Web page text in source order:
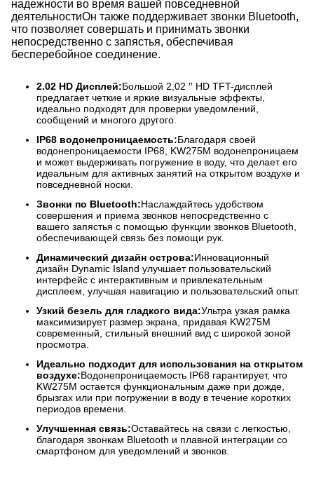
надежности во время вашей повседневной
деятельностиОн также поддерживает звонки Bluetooth,
что позволяет совершать и принимать звонки
непосредственно с запястья, обеспечивая
бесперебойное соединение.
2.02 HD Дисплей:Большой 2,02 ′′ HD TFT-дисплей
предлагает четкие и яркие визуальные эффекты,
идеально подходят для проверки уведомлений,
сообщений и многого другого.
IP68 водонепроницаемость:Благодаря своей
водонепроницаемости IP68, KW275M водонепроницаем
и может выдерживать погружение в воду, что делает его
идеальным для активных занятий на открытом воздухе и
повседневной носки.
Звонки по Bluetooth:Наслаждайтесь удобством
совершения и приема звонков непосредственно с
вашего запястья с помощью функции звонков Bluetooth,
обеспечивающей связь без помощи рук.
Динамический дизайн острова:Инновационный
дизайн Dynamic Island улучшает пользовательский
интерфейс с интерактивным и привлекательным
дисплеем, улучшая навигацию и пользовательский опыт.
Узкий безель для гладкого вида:Ультра узкая рамка
максимизирует размер экрана, придавая KW275M
современный, стильный внешний вид с широкой зоной
просмотра.
Идеально подходит для использования на открытом
воздухе:Водонепроницаемость IP68 гарантирует, что
KW275M остается функциональным даже при дожде,
брызгах или при погружении в воду в течение коротких
периодов времени.
Улучшенная связь:Оставайтесь на связи с легкостью,
благодаря звонкам Bluetooth и плавной интеграции со
смартфоном для уведомлений и звонков.